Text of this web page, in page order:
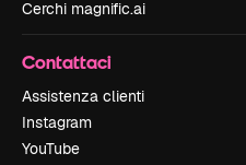
Cerchi magnific.ai
Contattaci
Assistenza clienti
Instagram
YouTube